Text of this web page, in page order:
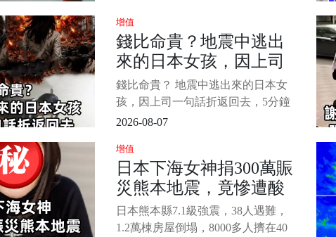
真誠是優點，但不是所有人都值得
你毫無保留。 認識越淺的人，越要
保留幾分分寸感。
增值
錢比命貴？地震中逃出
來的日本女孩，因上司
一句話折返回去，5分鐘
后她被炸得只剩
DNA……
錢比命貴？ 地震中逃出來的日本女
孩，因上司一句話折返回去，5分鐘
后她被炸得只剩DNA…… 1/10 為
震永旺22歲女店員死亡事件，背後
的真相讓人心寒7月28日下午，日本
熊本
2026-08-07
增值
日本下海女神捐300萬賑
災熊本地震，竟慘遭酸
「給髒錢」，本尊一句
話給全網干沉默了。。
日本熊本縣7.1級強震，38人遇難，
1.2萬棟房屋倒塌，8000多人擠在40